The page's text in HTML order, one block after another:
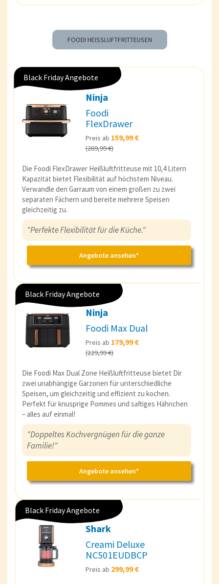
FOODI HEISSLUFTFRITTEUSEN
Black Friday Angebote
Ninja
Foodi
FlexDrawer
Preis ab 159,99 €
(269,99 €)
Die Foodi FlexDrawer Heißluftfritteuse mit 10,4 Litern
Kapazität bietet Flexibilität auf höchstem Niveau.
Verwandle den Garraum von einem großen zu zwei
separaten Fächern und bereite mehrere Speisen
gleichzeitig zu.
"Perfekte Flexibilität für die Küche."
Angebote ansehen*
Black Friday Angebote
Ninja
Foodi Max Dual
Preis ab 179,99 €
(229,99 €)
Die Foodi Max Dual Zone Heißluftfritteuse bietet Dir
zwei unabhängige Garzonen für unterschiedliche
Speisen, um gleichzeitig und effizient zu kochen.
Perfekt für knusprige Pommes und saftiges Hähnchen
– alles auf einmal!
"Doppeltes Kochvergnügen für die ganze
Familie!"
Angebote ansehen*
Black Friday Angebote
Shark
Creami Deluxe
NC501EUDBCP
Preis ab 299,99 €